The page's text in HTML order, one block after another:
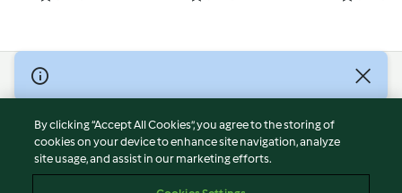
© Copyright 2026
Terms of Service
Privacy Policy
Disclaimer
By clicking “Accept All Cookies”, you agree to the storing of
cookies on your device to enhance site navigation, analyze
site usage, and assist in our marketing efforts.